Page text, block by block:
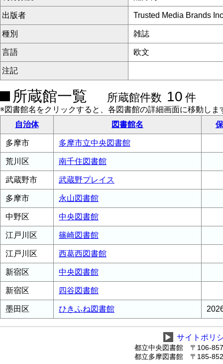
出版者 Trusted Media Brands
種別 雑誌
言語 欧文
注記
所蔵館一覧 所蔵館件数 10 件
※図書館名をクリックすると、各図書館の詳細画面に移動しま
自治体
図書館名
多摩市 多摩市立中央図書館
荒川区 南千住図書館
武蔵野市 武蔵野プレイス
多摩市 永山図書館
中野区 中央図書館
江戸川区 篠崎図書館
江戸川区 西葛西図書館
新宿区 中央図書館
新宿区 四谷図書館
墨田区 ひきふね図書館
▶ サイトポリ
都立中央図書館 〒106-
都立多摩図書館 〒185-